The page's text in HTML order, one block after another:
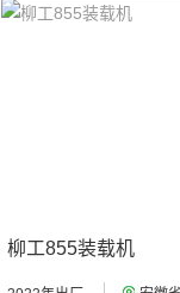
柳工855装载机